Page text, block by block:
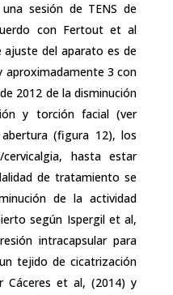
sesión de TENS de
con Fertout et al
ajuste del aparato es de
aproximadamente 3 con
2012 de la disminución
y torción facial (ver
(figura 12), los
hasta estar
de tratamiento se
de la actividad
según Ispergil et al,
intracapsular para
tejido de cicatrización
Cáceres et al, (2014) y